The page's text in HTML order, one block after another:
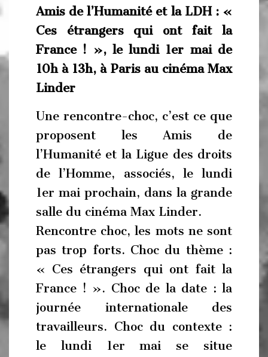
Amis de l’Humanité et la LDH : «
Ces étrangers qui ont fait la
France ! », le lundi 1er mai de
10h à 13h, à Paris au cinéma Max
Linder
Une rencontre-choc, c’est ce que
proposent les Amis de
l’Humanité et la Ligue des droits
de l’Homme, associés, le lundi
1er mai prochain, dans la grande
salle du cinéma Max Linder.
Rencontre choc, les mots ne sont
pas trop forts. Choc du thème :
« Ces étrangers qui ont fait la
France ! ». Choc de la date : la
journée internationale des
travailleurs. Choc du contexte :
le lundi 1er mai se situe